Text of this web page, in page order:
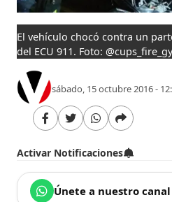
El vehículo chocó contra un
del ECU 911. Foto:
sábado, 15 octubre 2016 -
Activar Notificaciones
Únete a nuestro